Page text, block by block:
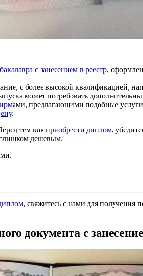
с занесением в реестр,
с более высокой квалификацией,
может потребовать
ми, предлагающими подобные
.
тем как приобрести диплом,
дешевым.
, свяжитесь с нами для получения
документа с